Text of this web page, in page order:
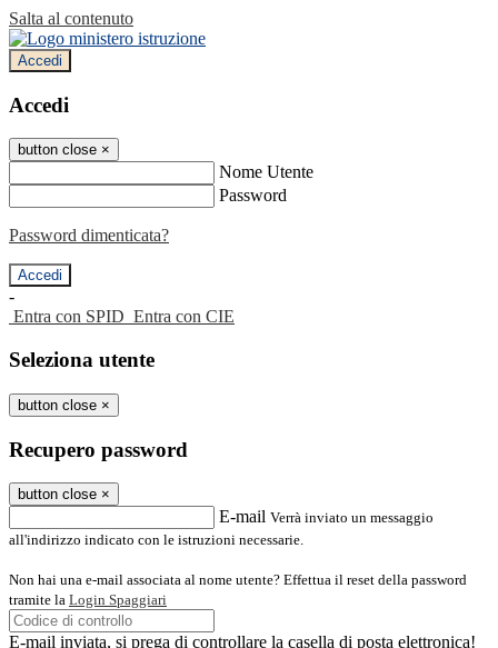
Salta al contenuto
Accedi
Accedi
button close ×
Nome Utente
Password
Password dimenticata?
-
Entra con SPID Entra con CIE
Seleziona utente
button close ×
Recupero password
button close ×
E-mail Verrà inviato un messaggio
all'indirizzo indicato con le istruzioni necessarie.
Non hai una e-mail associata al nome utente? Effettua il reset della password
tramite la Login Spaggiari
E-mail inviata, si prega di controllare la casella di posta elettronica!